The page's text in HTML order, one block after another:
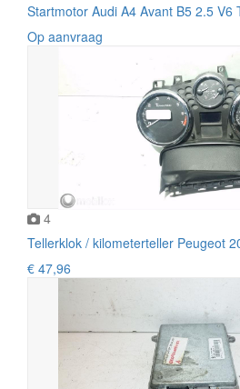
Startmotor Audi A4 Avant B5 2.5 V6
Op aanvraag
4
Tellerklok / kilometerteller Peugeot
€ 47,96